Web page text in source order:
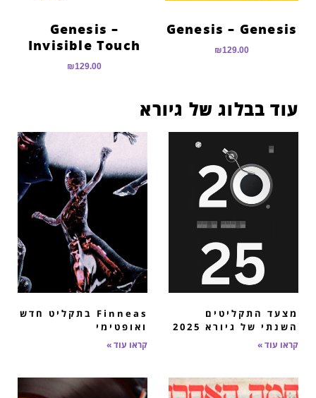
Genesis – Genesis
₪129.00
Genesis –
Invisible Touch
₪129.00
עוד בבלוג של גיורא
מצעד התקליטים
השנתי של גיורא 2025
קראו עוד »
Finneas בתקליט חדש
ואופטימי
קראו עוד »